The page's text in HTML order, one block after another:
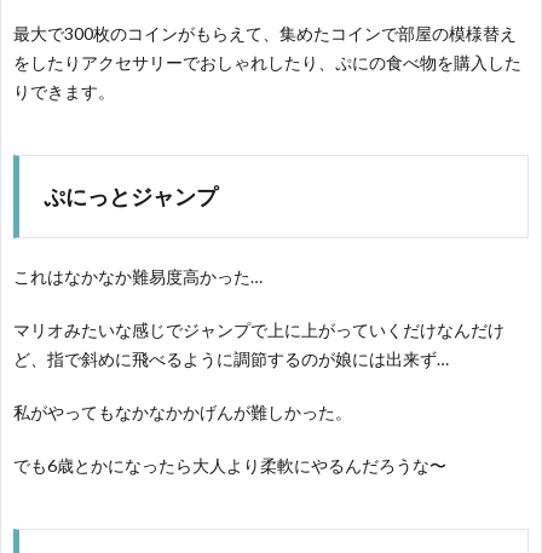
最大で300枚のコインがもらえて、集めたコインで部屋の模様替え
をしたりアクセサリーでおしゃれしたり、ぷにの食べ物を購入した
りできます。
ぷにっとジャンプ
これはなかなか難易度高かった…
マリオみたいな感じでジャンプで上に上がっていくだけなんだけ
ど、指で斜めに飛べるように調節するのが娘には出来ず…
私がやってもなかなかかげんが難しかった。
でも6歳とかになったら大人より柔軟にやるんだろうな〜